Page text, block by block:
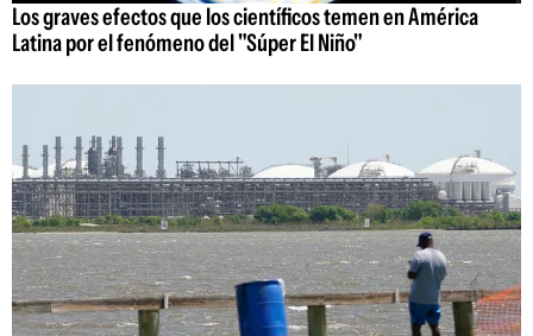
Los graves efectos que los científicos temen en América
Latina por el fenómeno del "Súper El Niño"